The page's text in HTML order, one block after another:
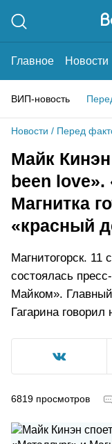
Главное Новости
ВИП-новость
Новости / Перед
Майк
been love».
Магнитка
«красный
Магнитогорск. 11
состоялась
Майком».
Гагарина говорил
6819 просмотров